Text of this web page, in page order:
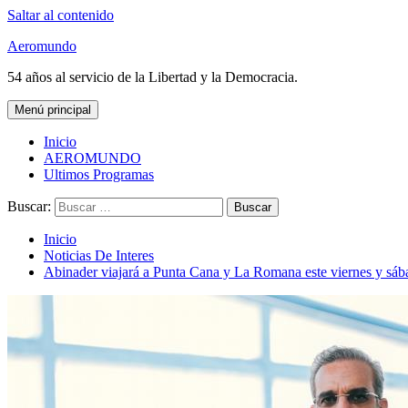
Saltar al contenido
Aeromundo
54 años al servicio de la Libertad y la Democracia.
Menú principal
Inicio
AEROMUNDO
Ultimos Programas
Buscar:
Inicio
Noticias De Interes
Abinader viajará a Punta Cana y La Romana este viernes y